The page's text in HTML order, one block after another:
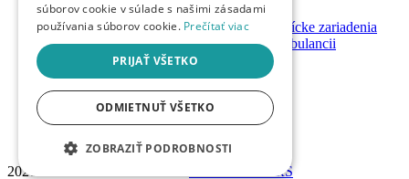
GDPR ambulancie / lekárne
Systémy bezpečnosti pacienta pre zdravotnícke zariadenia
Nastavenie priamych platieb pacienta v ambulancii
Založenie / prevody ambulancií a lekární
Registrácia
Prihlásenie
Návody & manuály
Mám promokód
2026 © Advokátska kancelária
h&h PARTNERS
súborov cookie v súlade s našimi zásadami
používania súborov cookie. Prečítať viac
PRIJAŤ VŠETKO
ODMIETNUŤ VŠETKO
ZOBRAZIŤ PODROBNOSTI